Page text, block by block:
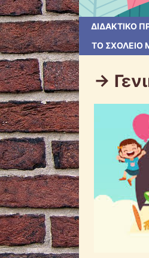
ΔΙΔΑΚΤΙΚΟ
ΤΟ ΣΧΟΛΕΙΟ
->